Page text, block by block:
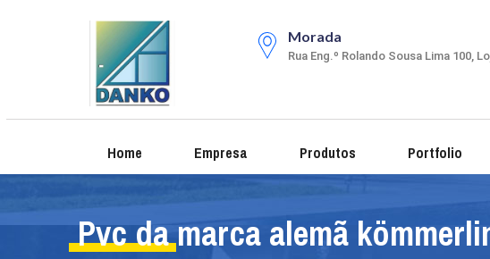
Morada
Rua Eng.º Rolando Sousa Lima 100,
Home Empresa Produtos Portfolio
Pvc da marca alemã